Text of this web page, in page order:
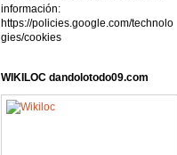
información:
https://policies.google.com/technolo
gies/cookies
WIKILOC dandolotodo09.com